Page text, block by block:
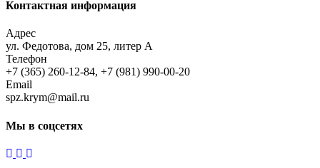
Контактная информация
Адрес
ул. Федотова, дом 25, литер А
Телефон
+7 (365) 260-12-84, +7 (981) 990-00-20
Email
spz.krym@mail.ru
Мы в соцсетях